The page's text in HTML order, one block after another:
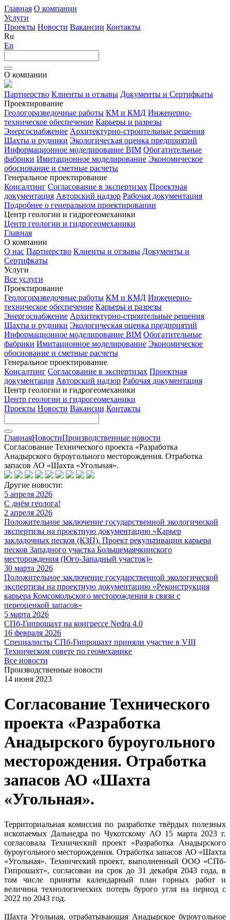
Главная О компании
Услуги
Проекты Новости Вакансии Контакты
Ru
En
О компании
Партнерство Клиенты и отзывы Документы и Сертифкаты
Проектирование
Геологоразведочные работы КМ и КМД Инженерно-
техническое обеспечение Карьеры и разрезы
Энергоснабжение Архитектурно-строительные решения
Шахты и рудники Экологическая оценка предприятий
Информационное моделирование BIM Обогатительные
фабрики Имитационное моделирование Экономическое
обоснование и сметные расчеты
Генеральное проектирование
Консалтинг Согласование в экспертизах Проектная
документация Авторский надзор Рабочая документация
Подробнее о генеральном проектировании
Центр геологии и гидрогеомеханики
Центр геологии и гидрогеомеханики
Главная
О компании
О нас Партнерство Клиенты и отзывы Документы и
Сертифкаты
Услуги
Все услуги
Проектирование
Геологоразведочные работы КМ и КМД Инженерно-
техническое обеспечение Карьеры и разрезы
Энергоснабжение Архитектурно-строительные решения
Шахты и рудники Экологическая оценка предприятий
Информационное моделирование BIM Обогатительные
фабрики Имитационное моделирование Экономическое
обоснование и сметные расчеты
Генеральное проектирование
Консалтинг Согласование в экспертизах Проектная
документация Авторский надзор Рабочая документация
Центр геологии и гидрогеомеханики
Центр геологии и гидрогеомеханики
Проекты Новости Вакансии Контакты
ГлавнаяНовостиПроизводственные новости
Согласование Технического проекта «Разработка
Анадырского буроугольного месторождения. Отработка
запасов АО «Шахта «Угольная».
Другие новости:
5 апреля 2026
С днём геолога!
2 апреля 2026
Положительное заключение государственной экологической
экспертизы на проектную документацию «Карьер
закладочных песков (КЗП). Проект рекультивации карьера
песков Западного участка Большемаячкинского
месторождения (Юго-Западный участок)»
30 марта 2026
Положительное заключение государственной экологической
экспертизы на проектную документацию «Реконструкция
карьера Комсомольского месторождения в связи с
переоценкой запасов»
5 марта 2026
СПб-Гипрошахт на конгрессе Nedra 4.0
16 февраля 2026
Специалисты СПб-Гипрошахт приняли участие в VIII
Техническом совете по геомеханике
Все новости
Производственные новости
14 июня 2023
Согласование Технического
проекта «Разработка
Анадырского буроугольного
месторождения. Отработка
запасов АО «Шахта
«Угольная».
Территориальная комиссия по разработке твёрдых полезных
ископаемых Дальнедра по Чукотскому АО 15 марта 2023 г.
согласовала Технический проект «Разработка Анадырского
буроугольного месторождения. Отработка запасов АО «Шахта
«Угольная». Технический проект, выполненный ООО «СПб-
Гипрошахт», согласован на срок до 31 декабря 2043 года, в
том числе приняты календарный план горных работ и
величина технологических потерь бурого угля на период с
2022 по 2043 год.
Шахта Угольная, отрабатывающая Анадырское буроугольное